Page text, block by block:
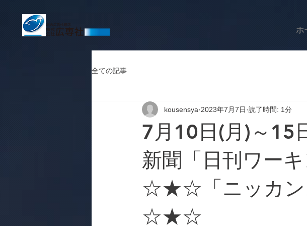
ホ
全ての記事
7月10日(月)～15
新聞「日刊ワーキ
☆★☆「ニッカン
☆★☆
kousensya 2023年7月7日 読了時間: 1分